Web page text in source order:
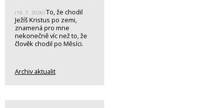
(19. 7. 2026) To, že chodil
Ježíš Kristus po zemi,
znamená pro mne
nekonečně víc než to, že
člověk chodil po Měsíci.
Archiv aktualit